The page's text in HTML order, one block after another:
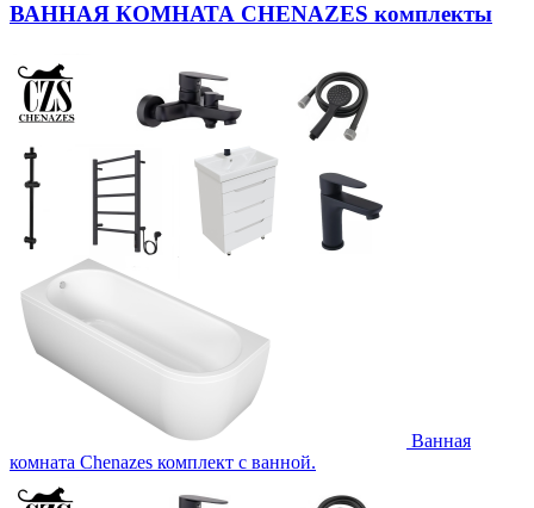
ВАННАЯ КОМНАТА CHENAZES комплекты
Ванная
комната Chenazes комплект с ванной.